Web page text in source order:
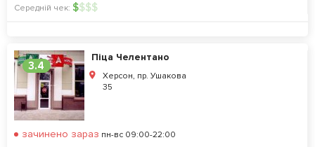
Середній чек: $$$$
3.4
Піца Челентано
Херсон, пр. Ушакова
35
зачинено зараз пн-вс 09:00-22:00